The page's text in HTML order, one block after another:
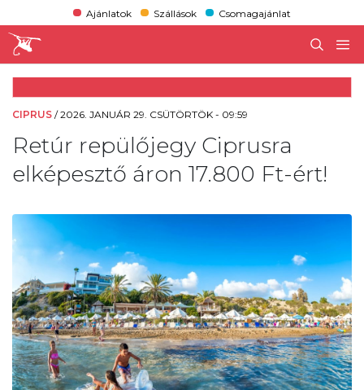
Ajánlatok Szállások Csomagajánlat
CIPRUS /2026. JANUÁR 29. CSÜTÖRTÖK - 09:59
Retúr repülőjegy Ciprusra
elképesztő áron 17.800 Ft-ért!